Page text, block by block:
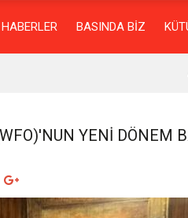
HABERLER BASINDA BIZ
YENI DÖNEM